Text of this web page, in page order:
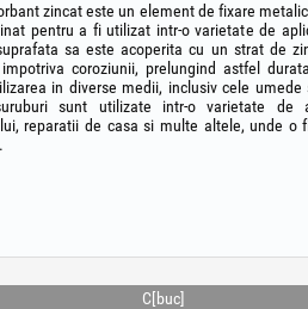
zincat este un element de fixare
pentru a fi utilizat intr-o varietate de
sa este acoperita cu un strat de
impotriva coroziunii, prelungind astfel
in diverse medii, inclusiv cele
sunt utilizate intr-o varietate de
reparatii de casa si multe altele, unde o
C[buc]